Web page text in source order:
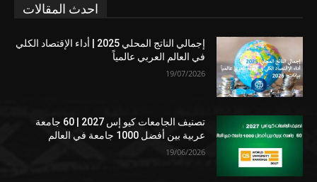
احدث المقالات
إجمالي الناتج المحلي 2025 | أداء الإقتصاد الكلي
في العالم العربي عالمياً
19/07/2026
تصنيف الجامعات كيو إس 2027 | 60 جامعة
عربية بين أفضل 1000 جامعة في العالم
19/06/2026